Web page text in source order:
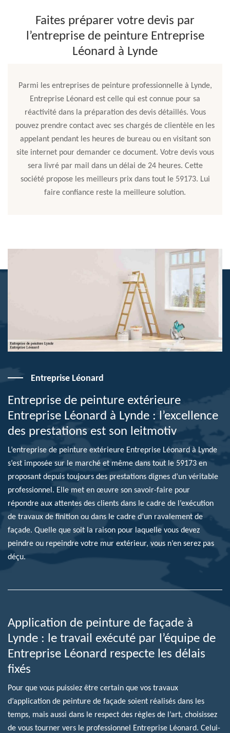
Faites préparer votre devis par
l’entreprise de peinture Entreprise
Léonard à Lynde
Parmi les entreprises de peinture professionnelle à Lynde,
Entreprise Léonard est celle qui est connue pour sa
réactivité dans la préparation des devis détaillés. Vous
pouvez prendre contact avec ses chargés de clientèle en les
appelant pendant les heures de bureau ou en visitant son
site internet pour demander ce document. Votre devis vous
sera livré par mail dans un délai de 24 heures. Cette
société propose les meilleurs prix dans tout le 59173. Lui
faire confiance reste la meilleure solution.
Entreprise Léonard
Entreprise de peinture extérieure
Entreprise Léonard à Lynde : l’excellence
des prestations est son leitmotiv
L’entreprise de peinture extérieure Entreprise Léonard à Lynde
s’est imposée sur le marché et même dans tout le 59173 en
proposant depuis toujours des prestations dignes d’un véritable
professionnel. Elle met en œuvre son savoir-faire pour
répondre aux attentes des clients dans le cadre de l’exécution
de travaux de finition ou dans le cadre d’un ravalement de
façade. Quelle que soit la raison pour laquelle vous devez
peindre ou repeindre votre mur extérieur, vous n’en serez pas
déçu.
Application de peinture de façade à
Lynde : le travail exécuté par l’équipe de
Entreprise Léonard respecte les délais
fixés
Pour que vous puissiez être certain que vos travaux
d’application de peinture de façade soient réalisés dans les
temps, mais aussi dans le respect des règles de l’art, choisissez
de vous tourner vers le professionnel Entreprise Léonard. Celui-